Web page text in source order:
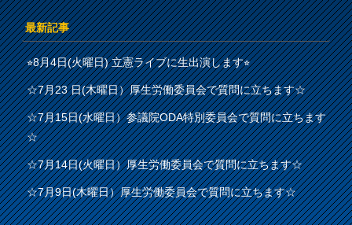
最新記事
⭐︎8月4日(火曜日) 立憲ライブに生出演します⭐︎
☆7月23 日(木曜日）厚生労働委員会で質問に立ちます☆
☆7月15日(水曜日）参議院ODA特別委員会で質問に立ちます
☆
☆7月14日(火曜日）厚生労働委員会で質問に立ちます☆
☆7月9日(木曜日）厚生労働委員会で質問に立ちます☆